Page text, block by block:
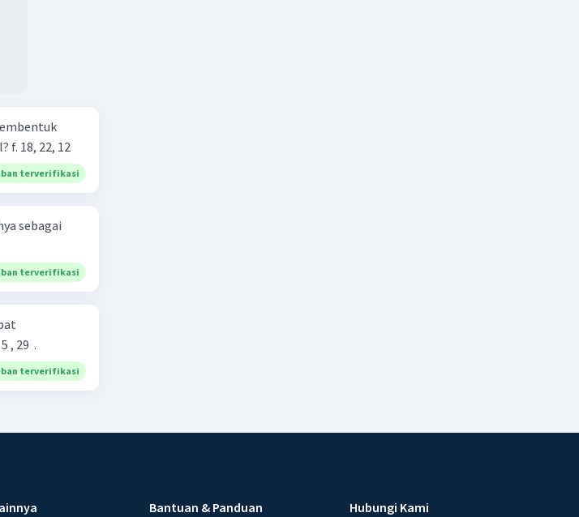
segitiga siku-siku, segitiga lancip, atau segitiga tumpul? f. 18, 22, 12
terverifikasi
sebagai
terverifikasi
siku-siku, lancip, atau tumpul? 2 , 5 , 29 ​ .
terverifikasi
Bantuan & Panduan Hubungi Kami